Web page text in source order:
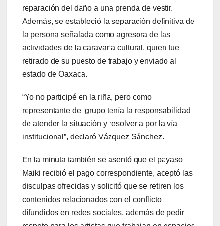
reparación del daño a una prenda de vestir.
Además, se estableció la separación definitiva de
la persona señalada como agresora de las
actividades de la caravana cultural, quien fue
retirado de su puesto de trabajo y enviado al
estado de Oaxaca.
“Yo no participé en la riña, pero como
representante del grupo tenía la responsabilidad
de atender la situación y resolverla por la vía
institucional”, declaró Vázquez Sánchez.
En la minuta también se asentó que el payaso
Maiki recibió el pago correspondiente, aceptó las
disculpas ofrecidas y solicitó que se retiren los
contenidos relacionados con el conflicto
difundidos en redes sociales, además de pedir